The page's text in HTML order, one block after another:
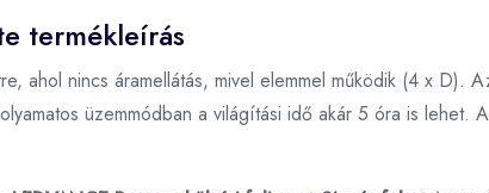
termékleírás
ahol nincs áramellátás, mivel elemmel működik (4 x D).
üzemmódban a világítási idő akár 5 óra is lehet.